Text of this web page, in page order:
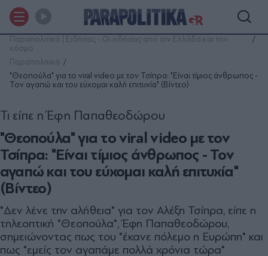
Παραπολιτικά | Ειδήσεις - Οι ειδήσεις από την Ελλάδα και τον
κόσμο
Παραπολιτικά
"Θεοπούλα" για το viral video με τον Τσίπρα: "Είναι τίμιος άνθρωπος -
Τον αγαπώ και του εύχομαι καλή επιτυχία" (Βίντεο)
"Θεοπούλα" για το viral video με τον
Τσίπρα: "Είναι τίμιος άνθρωπος - Τον
αγαπώ και του εύχομαι καλή επιτυχία"
(Βίντεο)
Τι είπε η Έφη Παπαθεοδώρου
"Δεν λένε την αλήθεια" για τον Αλέξη Τσίπρα, είπε η
τηλεοπτική "Θεοπούλα", Έφη Παπαθεοδώρου,
σημειώνοντας πως του "έκανε πόλεμο η Ευρώπη" και
πως "εμείς τον αγαπάμε πολλά χρόνια τώρα"